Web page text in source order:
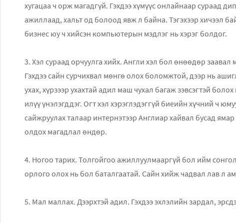
хугацаа ч орж магадгүй. Гэхдээ хүмүүс онлайнаар сураад
ажиллаад, хальт од болоод явж л байна. Тэгэхээр хичээл
бизнес юу ч хийсэн компьютерын мэдлэг нь хэрэг болдог.
3. Хэл сураад орчуулга хийх. Англи хэл бол өнөөдөр заавал
Гэхдээ сайн сурчихвал мөнгө олох боломжтой, дээр нь
ухах, хүрзээр ухахтай адил маш чухал багаж зэвсэгтэй
илүү үнэлэгддэг. Огт хэл хэрэглэдэггүй биеийн хүчний ч
сайжруулах талаар интернэтээр Англиар хайвал бусад ямар
олдох магадлал өндөр.
4. Ногоо тарих. Толгойгоо ажиллуулмааргүй бол ийм
орлого олох нь бол баталгаатай. Сайн хийж чадвал лав л
5. Мал маллах. Дээрхтэй адил. Гэхдээ эхлэлийн зардал,